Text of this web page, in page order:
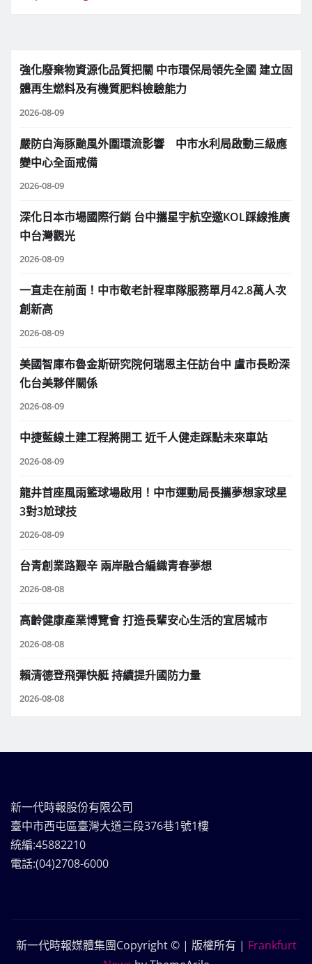
強化廢棄物資源化品質把關 中市環保局領先全國 建立固
體再生燃料及有機質肥料檢驗能力
2026-08-09
嚴防白海豚颱風外圍環流影響 中市水利局啟動三級應
變中心全面戒備
2026-08-09
深化日本市場國際行銷 台中攜星宇航空邀KOL踩線推廣
中台灣觀光
2026-08-09
一直走在前面！中市敬老計程車隊服務單月42.8萬人次
創新高
2026-08-09
美國智庫布魯金斯研究院何瑞恩主任訪台中 盧市長盼深
化台美夥伴關係
2026-08-09
中捷藍線土建工程將開工 近千人健走踩點未來車站
2026-08-09
龍井首座風雨籃球場啟用！中市運動局長攜夢想家球星
3對3尬球技
2026-08-09
台青創業路艱辛 兩岸融合編織青春夢想
2026-08-08
高齡健康產業博覽會 打造長輩安心生活的宜居城市
2026-08-08
賴清德登飛彈快艇 持續提升國防力量
2026-08-08
新一代時報股份有限公司
臺中市西屯區臺灣大道三段376巷1號1樓
統編:45882210
電話:(04)2708-6000
新一代時報媒體集團Copyright © | 版權所有 | Frankfurt